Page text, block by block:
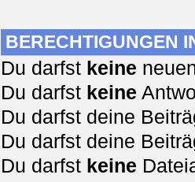
BERECHTIGUNGEN
Du darfst keine
Du darfst keine
Du darfst deine
Du darfst deine
Du darfst keine